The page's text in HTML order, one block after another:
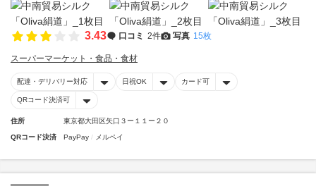
3.43 口コミ 2件 写真 15枚
スーパーマーケット・食品・食材
配達・デリバリー対応 日祝OK カード可
QRコード決済可
住所 東京都大田区矢口３ー１１ー２０
QRコード決済 PayPay メルペイ